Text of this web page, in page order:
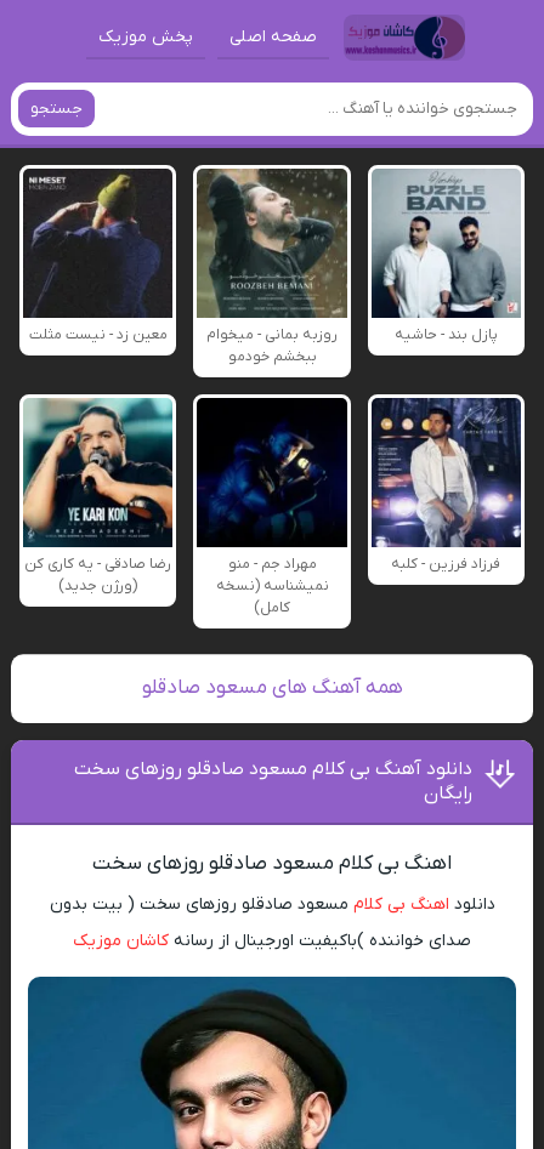
صفحه اصلی پخش موزیک
جستجو
پازل بند - حاشیه
روزبه بمانی - میخوام
ببخشم خودمو
معین زد - نیست مثلت
فرزاد فرزین - کلبه
مهراد جم - منو
نمیشناسه (نسخه
کامل)
رضا صادقی - یه کاری کن
(ورژن جدید)
همه آهنگ های مسعود صادقلو
دانلود آهنگ بی کلام مسعود صادقلو روزهای سخت
رایگان
اهنگ بی کلام مسعود صادقلو روزهای سخت
دانلود اهنگ بی کلام مسعود صادقلو روزهای سخت ( بیت بدون
صدای خواننده )باکیفیت اورجینال از رسانه کاشان موزیک